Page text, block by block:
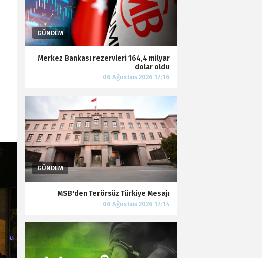
Merkez Bankası rezervleri 164,4 milyar
dolar oldu
MSB'den Terörsüz Türkiye Mesajı